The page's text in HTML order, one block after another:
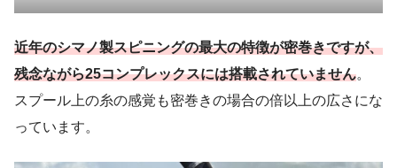
近年のシマノ製スピニングの最大の特徴が密巻きですが、
残念ながら25コンプレックスには搭載されていません。
スプール上の糸の感覚も密巻きの場合の倍以上の広さにな
っています。